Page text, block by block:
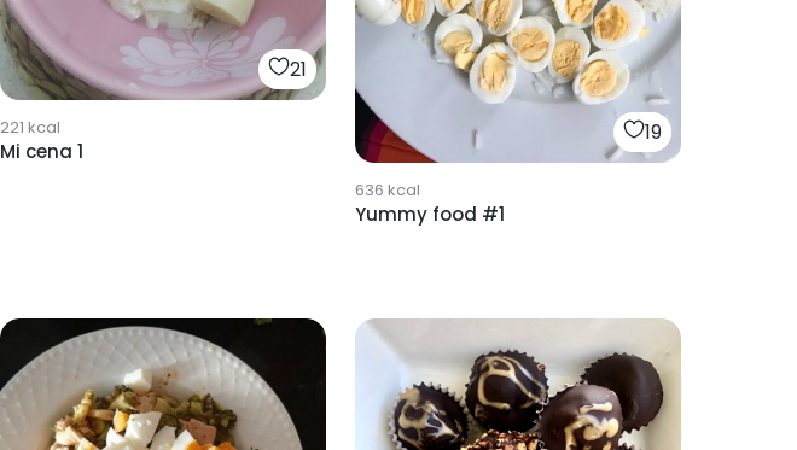
21
221 kcal
Mi cena 1
19
636 kcal
Yummy food #1